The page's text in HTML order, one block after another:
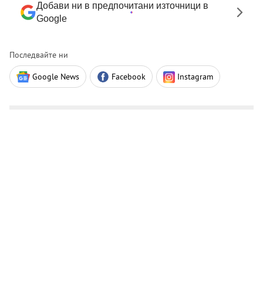
Добави ни в предпочитани източници в
Google
Последвайте ни
Google News Facebook Instagram